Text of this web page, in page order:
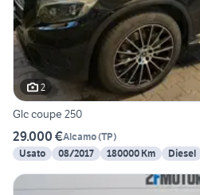
2
Glc coupe 250
29.000 €Alcamo(TP)
Usato
08/2017 180000 Km Diesel